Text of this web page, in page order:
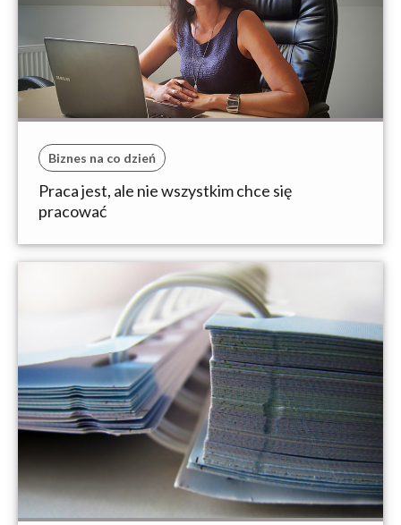
Biznes na co dzień
Praca jest, ale nie wszystkim chce się
pracować